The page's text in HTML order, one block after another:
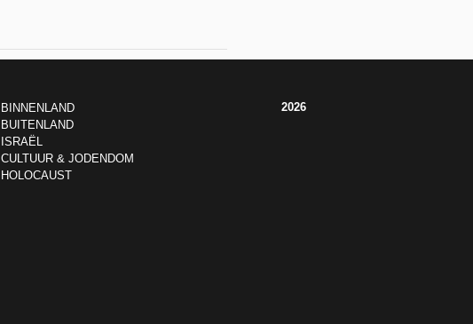
BINNENLAND
BUITENLAND
ISRAËL
CULTUUR & JODENDOM
HOLOCAUST
2026